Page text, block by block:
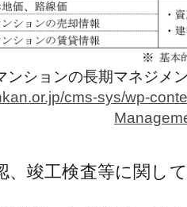
ンションの長期マネジメ
cms-sys/wp-
竣工検査等に関し